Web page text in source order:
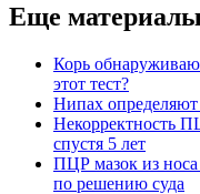
Еще
Корь
этот тест?
Нипах
Некорректность
спустя 5 лет
ПЦР мазок из
по решению суда